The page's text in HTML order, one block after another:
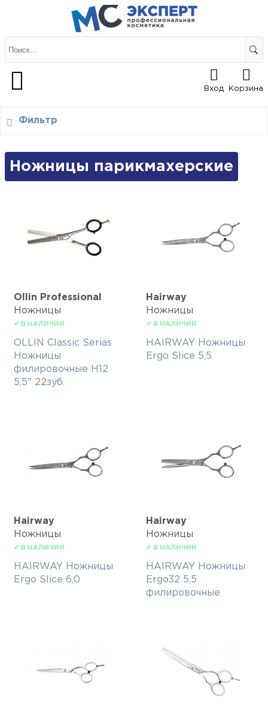
Вход Корзина
Фильтр
Ножницы парикмахерские
Ollin Professional
Ножницы
✔ В НАЛИЧИИ
OLLIN Classic Serias
Ножницы
филировочные H12
5,5" 22зуб.
Hairway
Ножницы
✔ В НАЛИЧИИ
HAIRWAY Ножницы
Ergo Slice 5,5
Hairway
Ножницы
✔ В НАЛИЧИИ
HAIRWAY Ножницы
Ergo Slice 6,0
Hairway
Ножницы
✔ В НАЛИЧИИ
HAIRWAY Ножницы
Ergo32 5,5
филировочные